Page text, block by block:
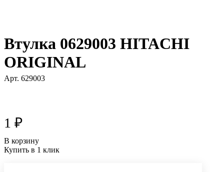
Втулка 0629003 HITACHI
ORIGINAL
Арт. 629003
1 ₽
В корзину
Купить в 1 клик